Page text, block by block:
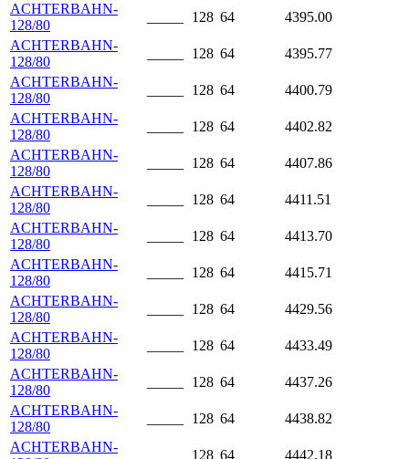
ACHTERBAHN-
128/80
128 64
4395.00
ACHTERBAHN-
128/80
128 64
4395.77
ACHTERBAHN-
128/80
128 64
4400.79
ACHTERBAHN-
128/80
128 64
4402.82
ACHTERBAHN-
128/80
128 64
4407.86
ACHTERBAHN-
128/80
128 64
4411.51
ACHTERBAHN-
128/80
128 64
4413.70
ACHTERBAHN-
128/80
128 64
4415.71
ACHTERBAHN-
128/80
128 64
4429.56
ACHTERBAHN-
128/80
128 64
4433.49
ACHTERBAHN-
128/80
128 64
4437.26
ACHTERBAHN-
128/80
128 64
4438.82
ACHTERBAHN-
128 64
4442.18